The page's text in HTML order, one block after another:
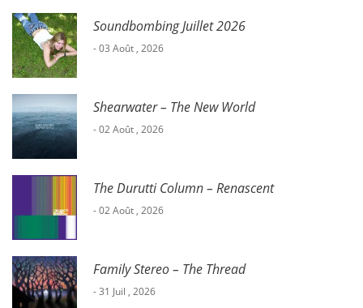
Soundbombing Juillet 2026
- 03 Août , 2026
Shearwater – The New World
- 02 Août , 2026
The Durutti Column – Renascent
- 02 Août , 2026
Family Stereo – The Thread
- 31 Juil , 2026